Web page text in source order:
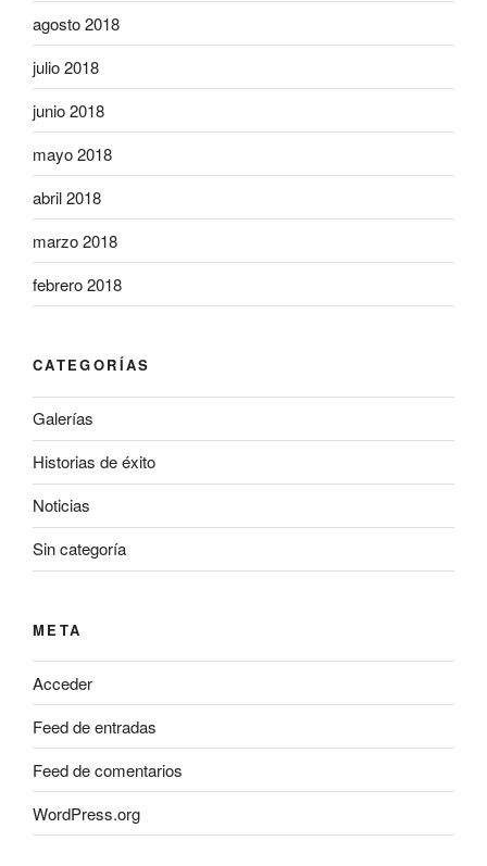
agosto 2018
julio 2018
junio 2018
mayo 2018
abril 2018
marzo 2018
febrero 2018
CATEGORÍAS
Galerías
Historias de éxito
Noticias
Sin categoría
META
Acceder
Feed de entradas
Feed de comentarios
WordPress.org